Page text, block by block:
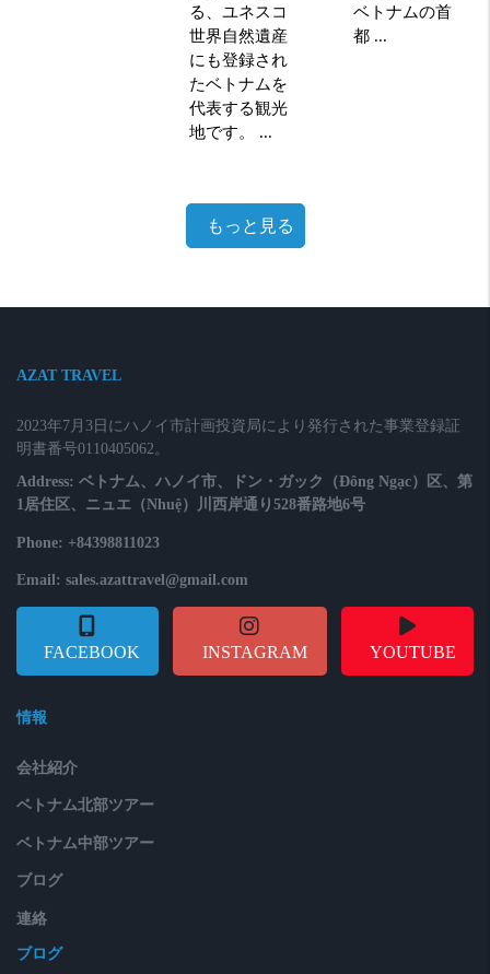
る、ユネスコ
世界自然遺産
にも登録され
たベトナムを
代表する観光
地です。 ...
ベトナムの首
都 ...
もっと見る
AZAT TRAVEL
2023年7月3日にハノイ市計画投資局により発行された事業登録証
明書番号0110405062。
Address: ベトナム、ハノイ市、ドン・ガック（Đông Ngạc）区、第
1居住区、ニュエ（Nhuệ）川西岸通り528番路地6号
Phone: +84398811023
Email: sales.azattravel@gmail.com
FACEBOOK INSTAGRAM YOUTUBE
情報
会社紹介
ベトナム北部ツアー
ベトナム中部ツアー
ブログ
連絡
ブログ